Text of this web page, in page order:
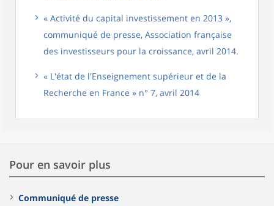
« Activité du capital investissement en 2013 »,
communiqué de presse, Association française
des investisseurs pour la croissance, avril 2014.
« L'état de l'Enseignement supérieur et de la
Recherche en France » n° 7, avril 2014
Pour en savoir plus
Communiqué de presse